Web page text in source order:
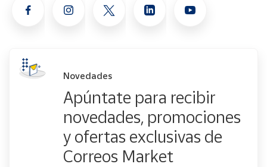
Novedades
Apúntate para recibir
novedades, promociones
y ofertas exclusivas de
Correos Market